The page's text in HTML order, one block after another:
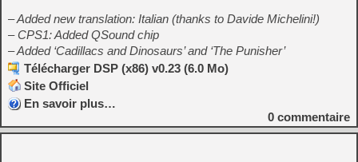
– Added new translation: Italian (thanks to Davide Michelini!)
– CPS1: Added QSound chip
– Added ‘Cadillacs and Dinosaurs’ and ‘The Punisher’
Télécharger DSP (x86) v0.23 (6.0 Mo)
Site Officiel
En savoir plus…
0 commentaire